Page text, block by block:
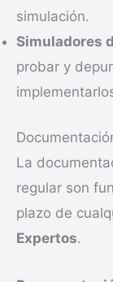
simulación.
Simuladores
probar y
La
regular son
plazo de
Expertos.